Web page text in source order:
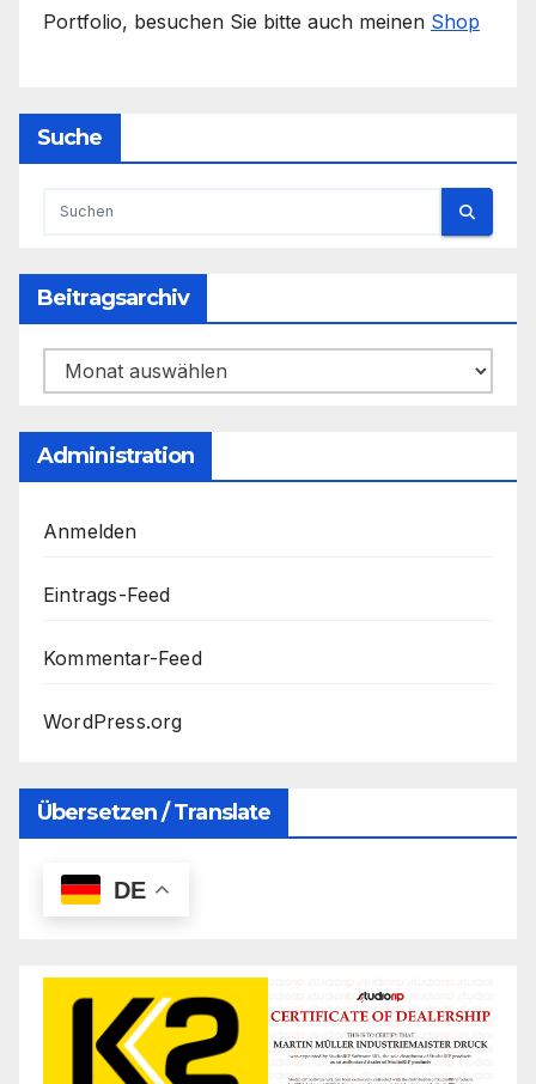
Portfolio, besuchen Sie bitte auch meinen Shop
Suche
Beitragsarchiv
Beitragsarchiv
Administration
Anmelden
Eintrags-Feed
Kommentar-Feed
WordPress.org
Übersetzen / Translate
DE